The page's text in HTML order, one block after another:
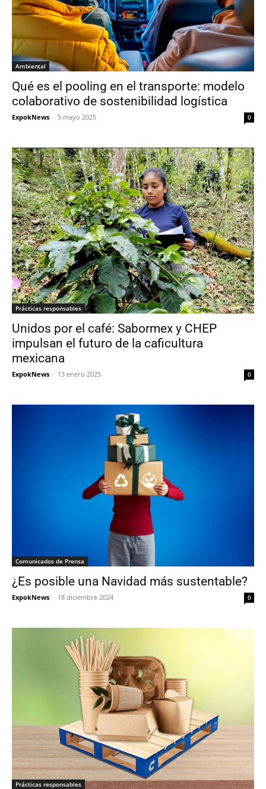
Ambiental
Qué es el pooling en el transporte: modelo
colaborativo de sostenibilidad logística
ExpokNews - 5 mayo 2025 0
Prácticas responsables
Unidos por el café: Sabormex y CHEP
impulsan el futuro de la caficultura
mexicana
ExpokNews - 13 enero 2025 0
Comunicados de Prensa
¿Es posible una Navidad más sustentable?
ExpokNews - 18 diciembre 2024 0
Prácticas responsables